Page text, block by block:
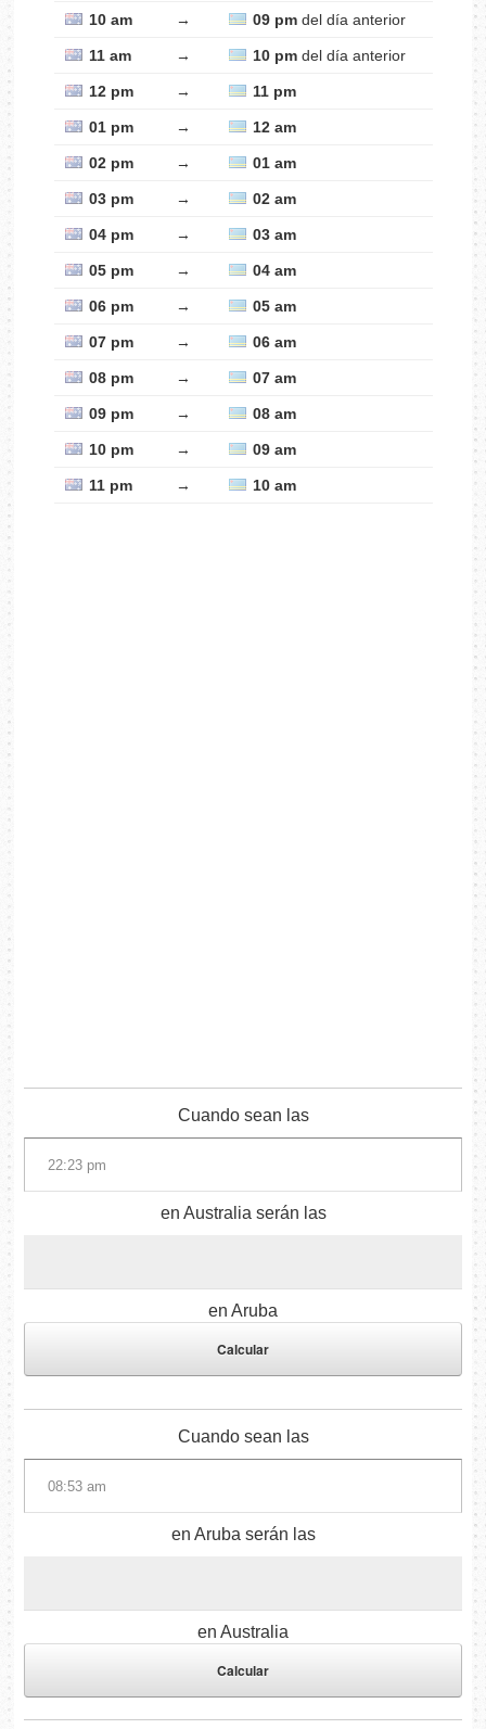
10 am → 09 pmdel día anterior
11 am → 10 pmdel día anterior
12 pm → 11 pm
01 pm → 12 am
02 pm → 01 am
03 pm → 02 am
04 pm → 03 am
05 pm → 04 am
06 pm → 05 am
07 pm → 06 am
08 pm → 07 am
09 pm → 08 am
10 pm → 09 am
11 pm → 10 am
Cuando sean las
en Australia serán las
en Aruba
Cuando sean las
en Aruba serán las
en Australia